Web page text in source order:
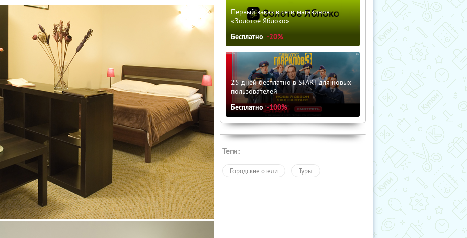
Первый заказ в сети магазинов
«Золотое Яблоко»
Бесплатно -20%
25 дней бесплатно в START для новых
пользователей
Бесплатно -100%
Теги:
Городские отели Туры